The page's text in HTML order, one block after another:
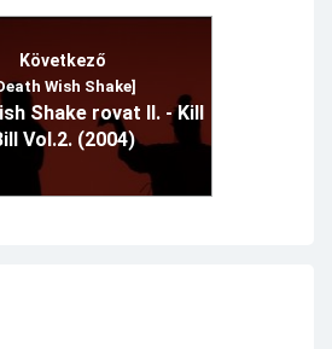
Következő
Wish Shake]
Shake rovat II. - Kill
Vol.2. (2004)